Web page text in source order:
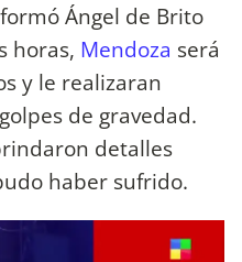
Ángel de Brito
horas, Mendoza será
y le realizaran
de gravedad.
detalles
haber sufrido.